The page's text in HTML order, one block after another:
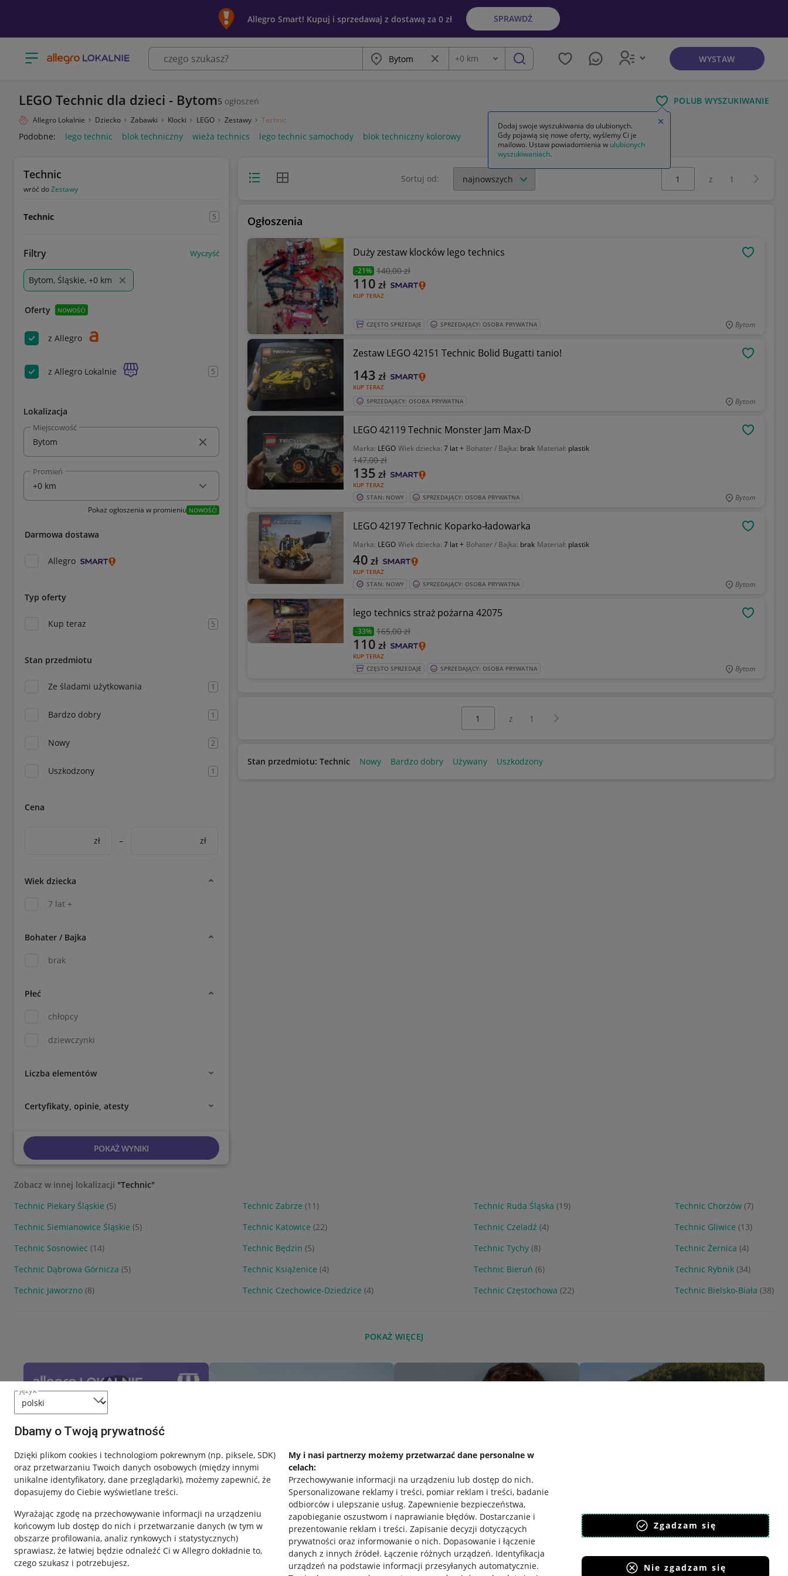
język
Dbamy o Twoją prywatność
Dzięki plikom cookies i technologiom pokrewnym (np. piksele, SDK)
oraz przetwarzaniu Twoich danych osobowych (między innymi
unikalne identyfikatory, dane przeglądarki), możemy zapewnić, że
dopasujemy do Ciebie wyświetlane treści.
Wyrażając zgodę na przechowywanie informacji na urządzeniu
końcowym lub dostęp do nich i przetwarzanie danych (w tym w
obszarze profilowania, analiz rynkowych i statystycznych)
sprawiasz, że łatwiej będzie odnaleźć Ci w Allegro dokładnie to,
czego szukasz i potrzebujesz.
My i nasi partnerzy możemy przetwarzać dane personalne w
celach:
Przechowywanie informacji na urządzeniu lub dostęp do nich.
Spersonalizowane reklamy i treści, pomiar reklam i treści, badanie
odbiorców i ulepszanie usług. Zapewnienie bezpieczeństwa,
zapobieganie oszustwom i naprawianie błędów. Dostarczanie i
prezentowanie reklam i treści. Zapisanie decyzji dotyczących
prywatności oraz informowanie o nich. Dopasowanie i łączenie
danych z innych źródeł. Łączenie różnych urządzeń. Identyfikacja
urządzeń na podstawie informacji przesyłanych automatycznie.
Zgadzam się
Nie zgadzam się
Allegro Smart! Kupuj i sprzedawaj z dostawą za 0 zł SPRAWDŹ
Otwórz menu z kategoriami Miasto Wyczyść frazę
Odległość
+0 km szukaj WYSTAW
LEGO Technic dla dzieci - Bytom5 ogłoszeń POLUB WYSZUKIWANIE
Allegro Lokalnie Dziecko Zabawki Klocki LEGO Zestawy Technic
Podobne: lego technic blok techniczny wieża technics lego technic samochody blok techniczny kolorowy
Technic
wróć doZestawy
Technic 5
Filtry Wyczyść
Bytom, Śląskie, +0 km
Oferty NOWOŚĆ!
z Allegro
z Allegro Lokalnie 5
Lokalizacja
Miejscowość
Promień
Pokaż ogłoszenia w promieniu NOWOŚĆ!
Darmowa dostawa
Allegro
Typ oferty
Kup teraz 5
Stan przedmiotu
Ze śladami użytkowania 1
Bardzo dobry 1
Nowy 2
Uszkodzony 1
Cena
zł – zł
Wiek dziecka
7 lat +
Bohater / Bajka
brak
Płeć
chłopcy
dziewczynki
Liczba elementów
Certyfikaty, opinie, atesty
POKAŻ WYNIKI
Widok listyWidok siatki Sortuj od:
Wybierz stronę:
z 1
Ogłoszenia
Duży zestaw klocków lego technics
-21% 140,00 zł
KUP TERAZ
110 zł
CZĘSTO SPRZEDAJE SPRZEDAJĄCY: OSOBA PRYWATNA Bytom
Zestaw LEGO 42151 Technic Bolid Bugatti tanio!
KUP TERAZ
143 zł
SPRZEDAJĄCY: OSOBA PRYWATNA Bytom
LEGO 42119 Technic Monster Jam Max-D
Marka: LEGO Wiek dziecka: 7 lat + Bohater / Bajka: brak Materiał: plastik
147,00 zł
KUP TERAZ
135 zł
STAN: NOWY SPRZEDAJĄCY: OSOBA PRYWATNA Bytom
LEGO 42197 Technic Koparko-ładowarka
Marka: LEGO Wiek dziecka: 7 lat + Bohater / Bajka: brak Materiał: plastik
KUP TERAZ
40 zł
STAN: NOWY SPRZEDAJĄCY: OSOBA PRYWATNA Bytom
lego technics straż pożarna 42075
-33% 165,00 zł
KUP TERAZ
110 zł
CZĘSTO SPRZEDAJE SPRZEDAJĄCY: OSOBA PRYWATNA Bytom
z 1 Następna strona
Stan przedmiotu: Technic Nowy Bardzo dobry Używany Uszkodzony
Zobacz w innej lokalizacji "Technic"
Technic Piekary Śląskie (5) Technic Zabrze (11) Technic Ruda Śląska (19) Technic Chorzów (7)
Technic Siemianowice Śląskie (5) Technic Katowice (22) Technic Czeladź (4) Technic Gliwice (13)
Technic Sosnowiec (14) Technic Będzin (5) Technic Tychy (8) Technic Żernica (4)
Technic Dąbrowa Górnicza (5) Technic Książenice (4) Technic Bieruń (6) Technic Rybnik (34)
Technic Jaworzno (8) Technic Czechowice-Dziedzice (4) Technic Częstochowa (22) Technic Bielsko-Biała (38)
POKAŻ WIĘCEJ
Przydatne informacje Pobierz aplikację
Dodaj swoje wyszukiwania do ulubionych.
Gdy pojawią się nowe oferty, wyślemy Ci je
mailowo. Ustaw powiadomienia w ulubionych
wyszukiwaniach.
Zamknij wskazówkę